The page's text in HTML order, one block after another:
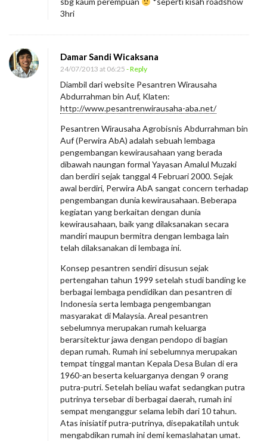
3hri
Damar Sandi Wicaksana
24/07/2013 at 06:25 - Reply
Diambil dari website Pesantren Wirausaha
Abdurrahman bin Auf, Klaten:
http://www.pesantrenwirausaha-aba.net/
Pesantren Wirausaha Agrobisnis Abdurrahman bin
Auf (Perwira AbA) adalah sebuah lembaga
pengembangan kewirausahaan yang berada
dibawah naungan formal Yayasan Amalul Muzaki
dan berdiri sejak tanggal 4 Februari 2000. Sejak
awal berdiri, Perwira AbA sangat concern terhadap
pengembangan dunia kewirausahaan. Beberapa
kegiatan yang berkaitan dengan dunia
kewirausahaan, baik yang dilaksanakan secara
mandiri maupun bermitra dengan lembaga lain
telah dilaksanakan di lembaga ini.
Konsep pesantren sendiri disusun sejak
pertengahan tahun 1999 setelah studi banding ke
berbagai lembaga pendidikan dan pesantren di
Indonesia serta lembaga pengembangan
masyarakat di Malaysia. Areal pesantren
sebelumnya merupakan rumah keluarga
berarsitektur jawa dengan pendopo di bagian
depan rumah. Rumah ini sebelumnya merupakan
tempat tinggal mantan Kepala Desa Bulan di era
1960-an beserta keluarganya dengan 9 orang
putra-putri. Setelah beliau wafat sedangkan putra
putrinya tersebar di berbagai daerah, rumah ini
sempat menganggur selama lebih dari 10 tahun.
Atas inisiatif putra-putrinya, disepakatilah untuk
mengabdikan rumah ini demi kemaslahatan umat.